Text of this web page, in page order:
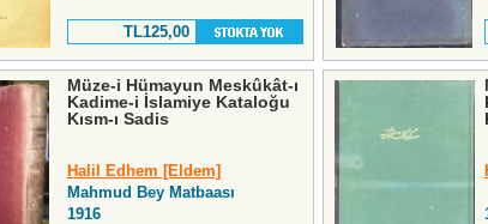
TL125,00
Müze-i Hümayun Meskûkât-ı
Kadime-i İslamiye Kataloğu
Kısm-ı Sadis
Halil Edhem [Eldem]
Mahmud Bey Matbaası
1916